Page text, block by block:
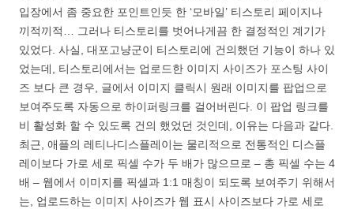
입장에서 좀 중요한 포인트인듯 한 ‘모바일’ 티스토리 페이지나
끼적끼적… 그러나 티스토리를 벗어나게끔 한 결정적인 계기가
있었다. 사실, 대포고냥군이 티스토리에 건의했던 기능이 하나 있
었는데, 티스토리에서는 업로드한 이미지 사이즈가 포스팅 사이
즈 보다 큰 경우, 글에서 이미지 클릭시 원래 이미지를 팝업으로
보여주도록 자동으로 하이퍼링크를 걸어버린다. 이 팝업 링크를
비 활성화 할 수 있도록 건의 했었던 것인데, 이유는 다음과 같다.
최근, 애플의 레티나디스플레이는 물리적으로 전통적인 디스플
레이보다 가로 세로 픽셀 수가 두 배가 많으므로 – 총 픽셀 수는 4
배 – 웹에서 이미지를 픽셀과 1:1 매칭이 되도록 보여주기 위해서
는, 업로드하는 이미지 사이즈가 웹 표시 사이즈보다 가로 세로